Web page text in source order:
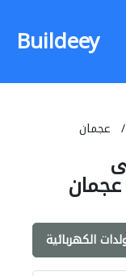
Buildeey
عجمان
الكهربائية